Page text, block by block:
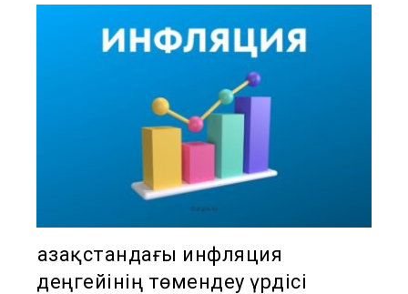
Қазақстандағы инфляция
деңгейінің төмендеу үрдісі